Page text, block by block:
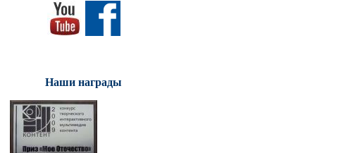
Наши награды